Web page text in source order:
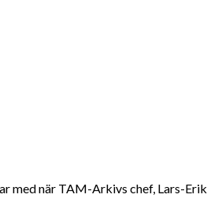
med när TAM-Arkivs chef, Lars-Erik